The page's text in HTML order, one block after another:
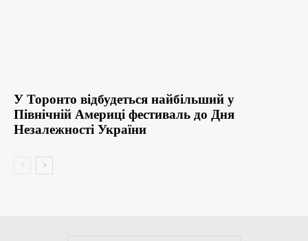
У Торонто відбудеться найбільший у
Північній Америці фестиваль до Дня
Незалежності України